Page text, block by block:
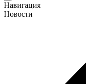
Навигация
Новости